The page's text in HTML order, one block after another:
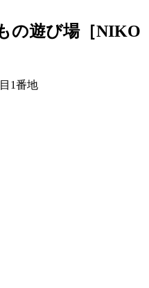
の遊び場［NIKO
1番地